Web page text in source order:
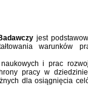
jest
warunków
i prac
pracy w
dla osiągnięcia